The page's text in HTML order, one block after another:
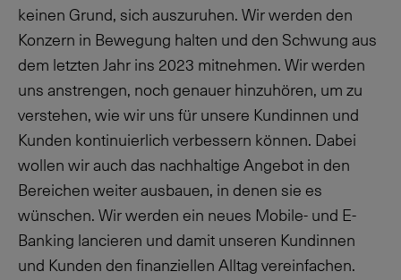
keinen Grund, sich auszuruhen. Wir werden den
Konzern in Bewegung halten und den Schwung aus
dem letzten Jahr ins 2023 mitnehmen. Wir werden
uns anstrengen, noch genauer hinzuhören, um zu
verstehen, wie wir uns für unsere Kundinnen und
Kunden kontinuierlich verbessern können. Dabei
wollen wir auch das nachhaltige Angebot in den
Bereichen weiter ausbauen, in denen sie es
wünschen. Wir werden ein neues Mobile- und E-
Banking lancieren und damit unseren Kundinnen
und Kunden den finanziellen Alltag vereinfachen.